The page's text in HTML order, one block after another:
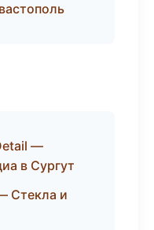
—
в Сургут
Стекла и